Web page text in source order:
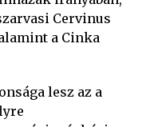
Cervinus
a Cinka
lesz az a